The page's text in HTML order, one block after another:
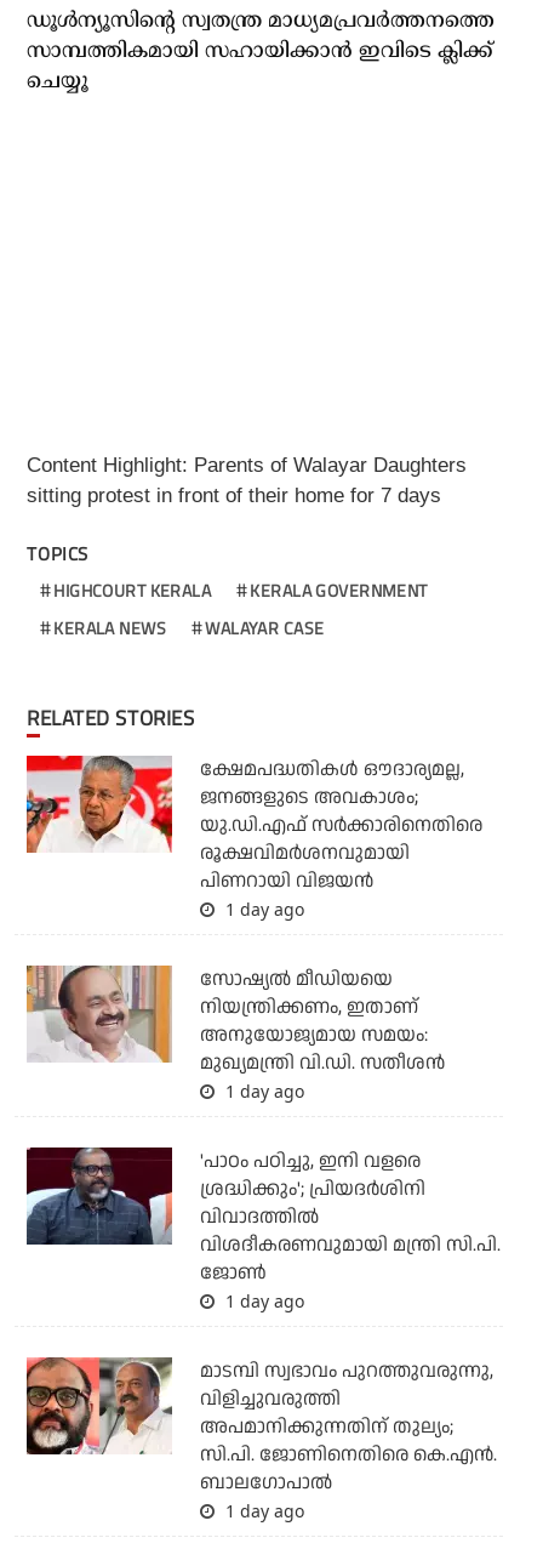
ഡൂള്‍ന്യൂസിന്റെ സ്വതന്ത്ര മാധ്യമപ്രവര്‍ത്തനത്തെ
സാമ്പത്തികമായി സഹായിക്കാന്‍ ഇവിടെ ക്ലിക്ക്
ചെയ്യൂ
Content Highlight: Parents of Walayar Daughters
sitting protest in front of their home for 7 days
TOPICS
HIGHCOURT KERALA
KERALA GOVERNMENT
KERALA NEWS
WALAYAR CASE
RELATED STORIES
ക്ഷേമപദ്ധതികള്‍ ഔദാര്യമല്ല,
ജനങ്ങളുടെ അവകാശം;
യു.ഡി.എഫ് സര്‍ക്കാരിനെതിരെ
രൂക്ഷവിമര്‍ശനവുമായി
പിണറായി വിജയന്‍
1 day ago
സോഷ്യല്‍ മീഡിയയെ
നിയന്ത്രിക്കണം, ഇതാണ്
അനുയോജ്യമായ സമയം:
മുഖ്യമന്ത്രി വി.ഡി. സതീശന്‍
1 day ago
'പാഠം പഠിച്ചു, ഇനി വളരെ
ശ്രദ്ധിക്കും'; പ്രിയദര്‍ശിനി
വിവാദത്തില്‍
വിശദീകരണവുമായി മന്ത്രി സി.പി.
ജോണ്‍
1 day ago
മാടമ്പി സ്വഭാവം പുറത്തുവരുന്നു,
വിളിച്ചുവരുത്തി
അപമാനിക്കുന്നതിന് തുല്യം;
സി.പി. ജോണിനെതിരെ കെ.എന്‍.
ബാലഗോപാല്‍
1 day ago